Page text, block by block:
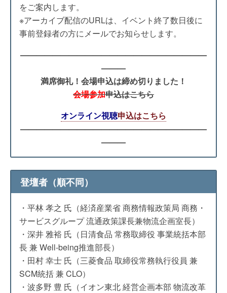
をご案内します。
※アーカイブ配信のURLは、イベント終了数⽇後に
事前登録者の⽅にメールでお知らせします。
———————————————————————
———
満席御礼！会場申込は締め切りました！
会場参加申込はこちら
オンライン視聴申込はこちら
———————————————————————
———
登壇者（順不同）
・平林 孝之 氏（経済産業省 商務情報政策局 商務・
サービスグループ 流通政策課長兼物流企画室長）
・深井 雅裕 氏（日清食品 常務取締役 事業統括本部
長 兼 Well-being推進部長）
・田村 幸士 氏（三菱食品 取締役常務執行役員 兼
SCM統括 兼 CLO）
・波多野 豊 氏（イオン東北 経営企画本部 物流改革